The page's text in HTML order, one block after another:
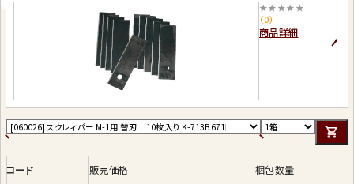
★★★★★
（0）
商品詳細
コード 販売価格
梱包数量